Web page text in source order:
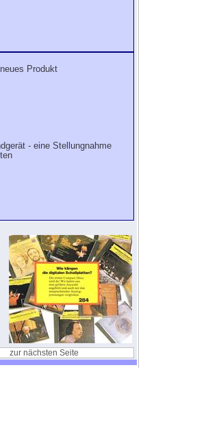
Produkt
- eine Stellungnahme
zur nächsten Seite